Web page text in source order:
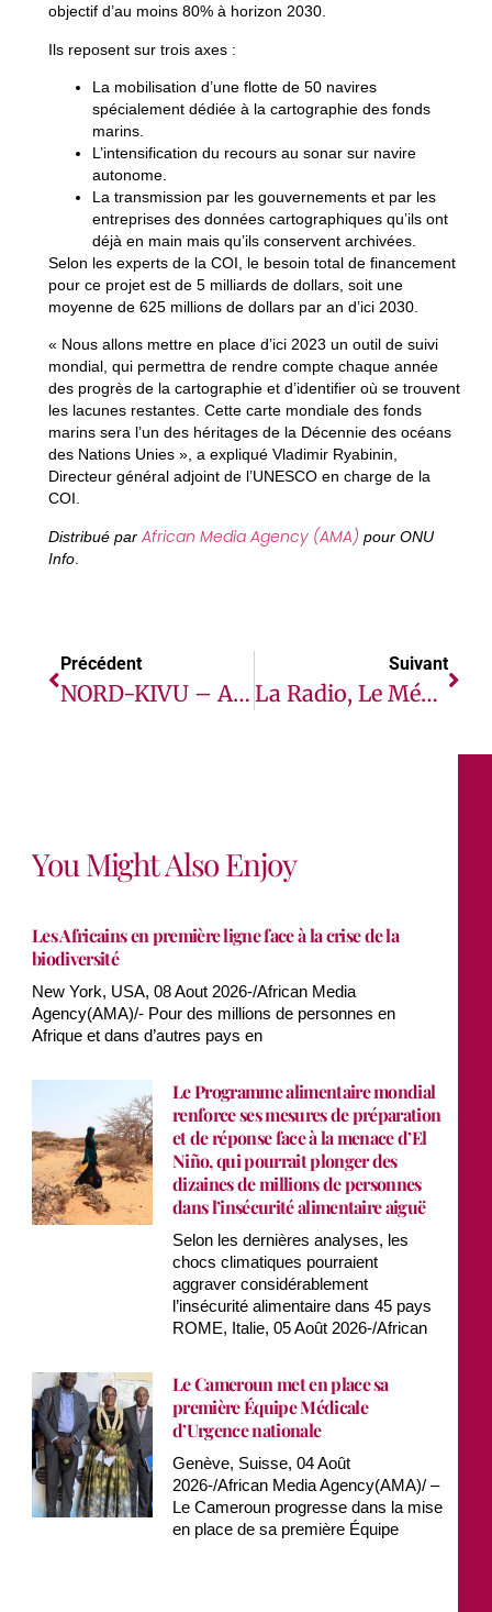
objectif d’au moins 80% à horizon 2030.
Ils reposent sur trois axes :
La mobilisation d’une flotte de 50 navires
spécialement dédiée à la cartographie des fonds
marins.
L’intensification du recours au sonar sur navire
autonome.
La transmission par les gouvernements et par les
entreprises des données cartographiques qu’ils ont
déjà en main mais qu’ils conservent archivées.
Selon les experts de la COI, le besoin total de financement
pour ce projet est de 5 milliards de dollars, soit une
moyenne de 625 millions de dollars par an d’ici 2030.
« Nous allons mettre en place d’ici 2023 un outil de suivi
mondial, qui permettra de rendre compte chaque année
des progrès de la cartographie et d’identifier où se trouvent
les lacunes restantes. Cette carte mondiale des fonds
marins sera l’un des héritages de la Décennie des océans
des Nations Unies », a expliqué Vladimir Ryabinin,
Directeur général adjoint de l’UNESCO en charge de la
COI.
Distribué par African Media Agency (AMA) pour ONU
Info.
Précédent
NORD-KIVU – A BUTEMBO, LA MONUSCO APPORTE ASSISTANCE À LA PRISON KAKWANGURA
Suivant
La Radio, Le Médium Universel Qui Ne Laisse Personne De Côté
You Might Also Enjoy
Les Africains en première ligne face à la crise de la
biodiversité
New York, USA, 08 Aout 2026-/African Media
Agency(AMA)/- Pour des millions de personnes en
Afrique et dans d’autres pays en
Le Programme alimentaire mondial
renforce ses mesures de préparation
et de réponse face à la menace d’El
Niño, qui pourrait plonger des
dizaines de millions de personnes
dans l’insécurité alimentaire aiguë
Selon les dernières analyses, les
chocs climatiques pourraient
aggraver considérablement
l’insécurité alimentaire dans 45 pays
ROME, Italie, 05 Août 2026-/African
Le Cameroun met en place sa
première Équipe Médicale
d’Urgence nationale
Genève, Suisse, 04 Août
2026-/African Media Agency(AMA)/ –
Le Cameroun progresse dans la mise
en place de sa première Équipe